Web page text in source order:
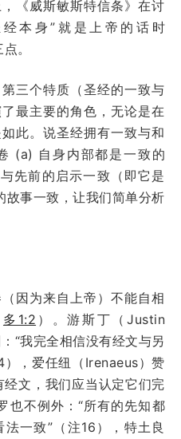
《威斯敏斯特信条》在讨
本身”就是上帝的话时
。
三个特质（圣经的一致与
最主要的角色，无论是在
此。说圣经拥有一致与和
(a) 自身内部都是一致的
先前的启示一致（即它是
事一致，让我们简单分析
因为来自上帝）不能自相
多1:2 ）。游斯丁（Justin
“我完全相信没有经文与另
），爱任纽（Irenaeus）赞
文，我们应当认定它们完
也不例外：“所有的先知都
一致”（注16），特土良